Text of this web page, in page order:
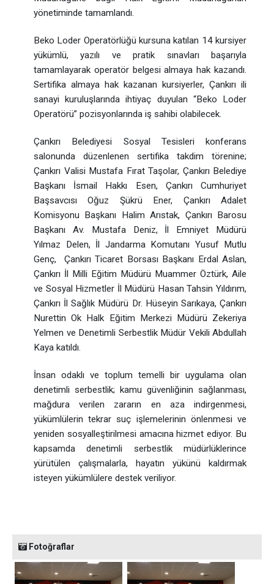
yönetiminde tamamlandı.
Beko Loder Operatörlüğü kursuna katılan 14 kursiyer
yükümlü, yazılı ve pratik sınavları başarıyla
tamamlayarak operatör belgesi almaya hak kazandı.
Sertifika almaya hak kazanan kursiyerler, Çankırı ili
sanayi kuruluşlarında ihtiyaç duyulan “Beko Loder
Operatörü” pozisyonlarında iş sahibi olabilecek.
Çankırı Belediyesi Sosyal Tesisleri konferans
salonunda düzenlenen sertifika takdim törenine;
Çankırı Valisi Mustafa Fırat Taşolar, Çankırı Belediye
Başkanı İsmail Hakkı Esen, Çankırı Cumhuriyet
Başsavcısı Oğuz Şükrü Ener, Çankırı Adalet
Komisyonu Başkanı Halim Arıstak, Çankırı Barosu
Başkanı Av. Mustafa Deniz, İl Emniyet Müdürü
Yılmaz Delen, İl Jandarma Komutanı Yusuf Mutlu
Genç, Çankırı Ticaret Borsası Başkanı Erdal Aslan,
Çankırı İl Milli Eğitim Müdürü Muammer Öztürk, Aile
ve Sosyal Hizmetler İl Müdürü Hasan Tahsin Yıldırım,
Çankırı İl Sağlık Müdürü Dr. Hüseyin Sarıkaya, Çankırı
Nurettin Ok Halk Eğitim Merkezi Müdürü Zekeriya
Yelmen ve Denetimli Serbestlik Müdür Vekili Abdullah
Kaya katıldı.
İnsan odaklı ve toplum temelli bir uygulama olan
denetimli serbestlik; kamu güvenliğinin sağlanması,
mağdura verilen zararın en aza indirgenmesi,
yükümlülerin tekrar suç işlemelerinin önlenmesi ve
yeniden sosyalleştirilmesi amacına hizmet ediyor. Bu
kapsamda denetimli serbestlik müdürlüklerince
yürütülen çalışmalarla, hayatın yükünü kaldırmak
isteyen yükümlülere destek veriliyor.
Fotoğraflar